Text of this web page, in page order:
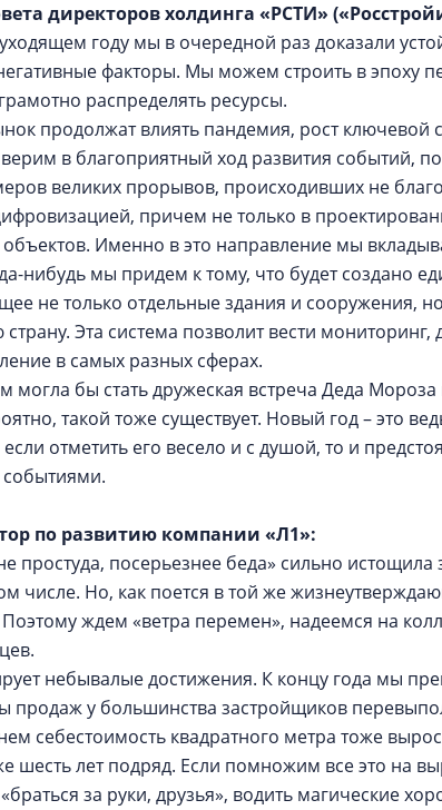
директоров холдинга «РСТИ»
году мы в очередной раз доказали
факторы. Мы можем строить в эпоху
распределять ресурсы.
продолжат влиять пандемия, рост ключевой
в благоприятный ход развития событий,
великих прорывов, происходивших не
причем не только в
Именно в это направление мы
нибудь мы придем к тому, что будет создано
не только отдельные здания и сооружения,
Эта система позволит вести мониторинг,
в самых разных сферах.
бы стать дружеская встреча Деда Мороза
такой тоже существует. Новый год – это
отметить его весело и с душой, то и
по развитию компании «Л1»:
простуда, посерьезнее беда» сильно
числе. Но, как поется в той же
ждем «ветра перемен», надеемся на
небывалые достижения. К концу года мы
продаж у большинства застройщиков
себестоимость квадратного метра тоже
шесть лет подряд. Если помножим все это на
за руки, друзья», водить магические